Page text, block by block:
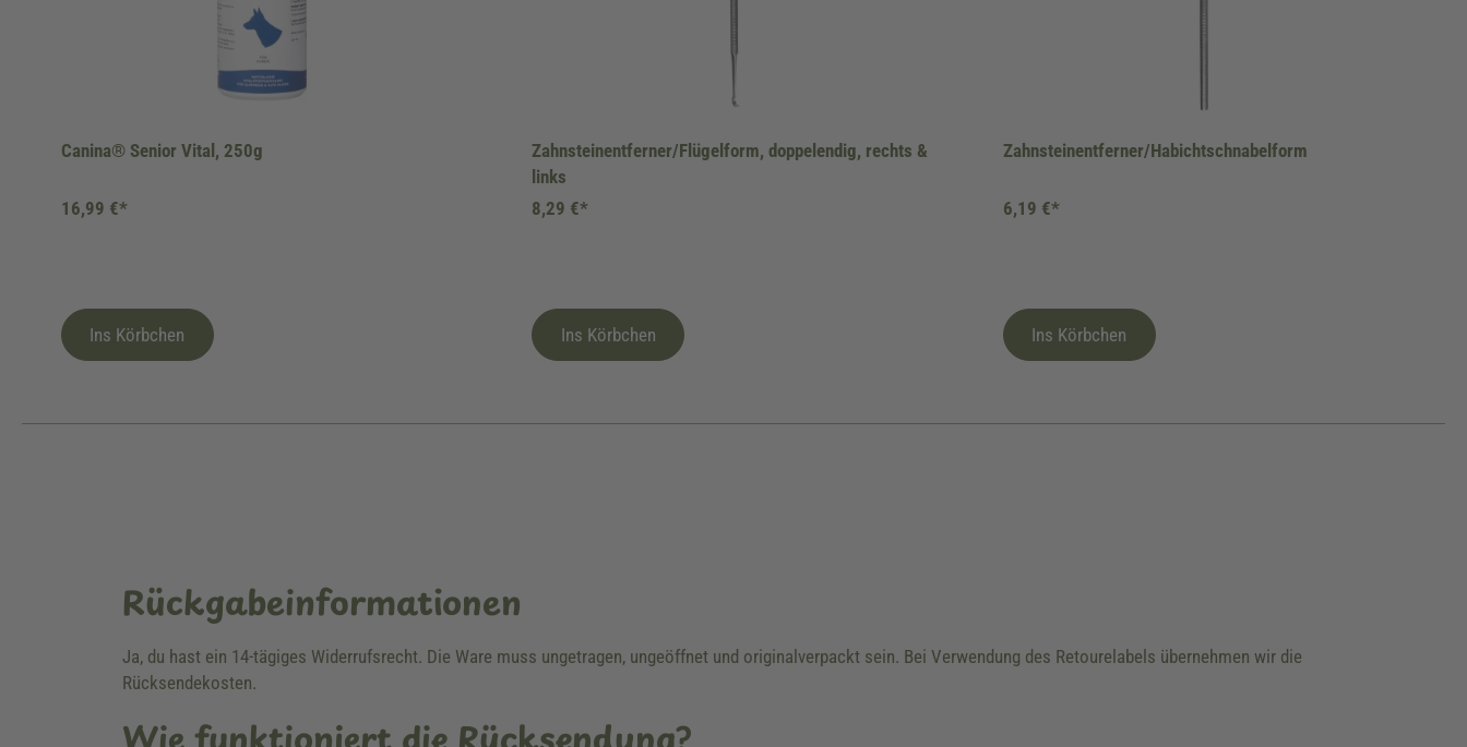
Canina® Senior Vital, 250g
16,99 €*
Ins Körbchen
Zahnsteinentferner/Flügelform, doppelendig, rechts &
links
8,29 €*
Ins Körbchen
Zahnsteinentferner/Habichtschnabelform
6,19 €*
Ins Körbchen
Rückgabeinformationen
Ja, du hast ein 14-tägiges Widerrufsrecht. Die Ware muss ungetragen, ungeöffnet und originalverpackt sein. Bei Verwendung des Retourelabels übernehmen wir die
Rücksendekosten.